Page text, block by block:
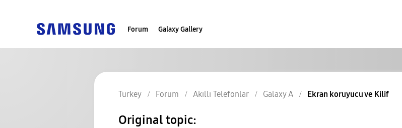
Forum Galaxy Gallery
Turkey Forum Akıllı Telefonlar Galaxy A Ekran koruyucu ve Kilif
Original topic: